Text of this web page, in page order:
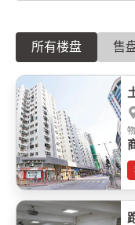
所有楼盘 售